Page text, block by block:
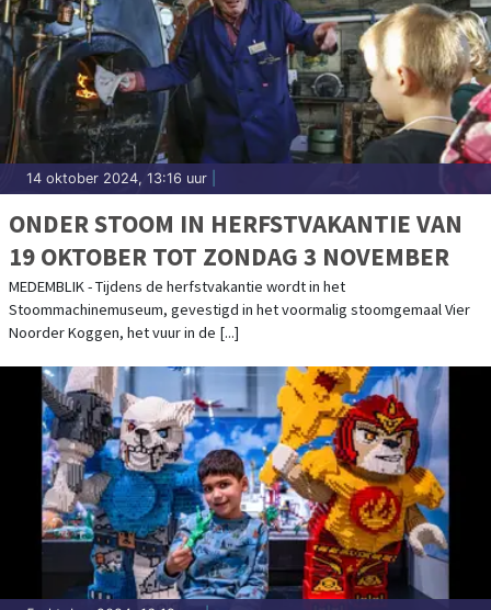
14 oktober 2024, 13:16 uur
ONDER STOOM IN HERFSTVAKANTIE VAN
19 OKTOBER TOT ZONDAG 3 NOVEMBER
MEDEMBLIK - Tijdens de herfstvakantie wordt in het
Stoommachinemuseum, gevestigd in het voormalig stoomgemaal Vier
Noorder Koggen, het vuur in de [...]